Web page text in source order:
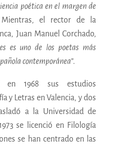
poética en el margen de
Mientras, el rector de la
Juan Manuel Corchado,
es uno de los poetas más
contemporánea”.
en 1968 sus estudios
y Letras en Valencia, y dos
a la Universidad de
se licenció en Filología
se han centrado en las